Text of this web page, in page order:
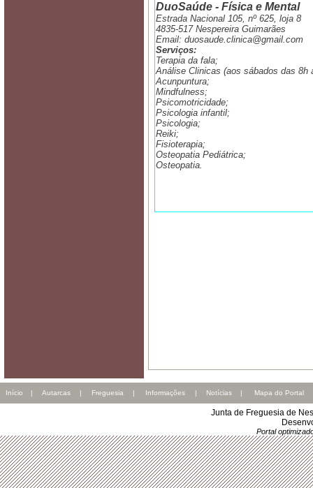
DuoSaúde - Física e Mental
Estrada Nacional 105, nº 625, loja 8
4835-517 Nespereira Guimarães
Email: duosaude.clinica@gmail.com
Serviços:
Terapia da fala;
Análise Clinicas (aos sábados das 8h
Acunpuntura;
Mindfulness;
Psicomotricidade;
Psicologia infantil;
Psicologia;
Reiki;
Fisioterapia;
Osteopatia Pediátrica;
Osteopatia.
Início | Autarcas | Freguesia | Informações | Notícias | Mapa do Portal
Junta de Freguesia de
Portal